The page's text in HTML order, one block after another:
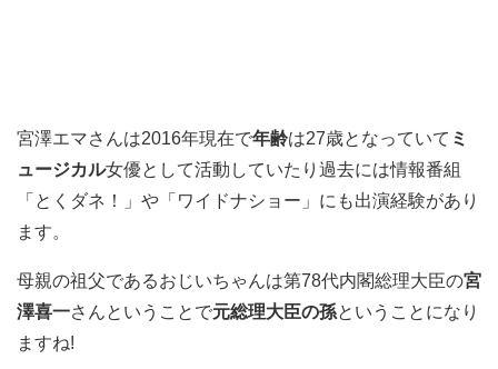
宮澤エマさんは2016年現在で年齢は27歳となっていて ミ
ュージカル女優として活動していたり過去には情報番組
「とくダネ！」や「ワイドナショー」にも出演経験があり
ます。
母親の祖父であるおじいちゃんは第78代内閣総理大臣の宮
澤喜一さんということで元総理大臣の孫ということになり
ますね!